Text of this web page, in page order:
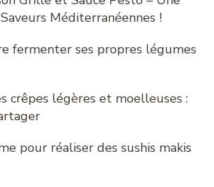
Méditerranéennes !
fermenter ses propres légumes
crêpes légères et moelleuses :
pour réaliser des sushis makis